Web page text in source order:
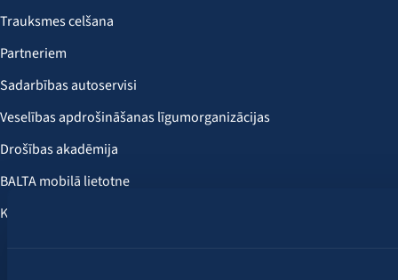
Trauksmes celšana
Partneriem
Sadarbības autoservisi
Veselības apdrošināšanas līgumorganizācijas
Drošības akadēmija
BALTA mobilā lietotne
Klientu labumi